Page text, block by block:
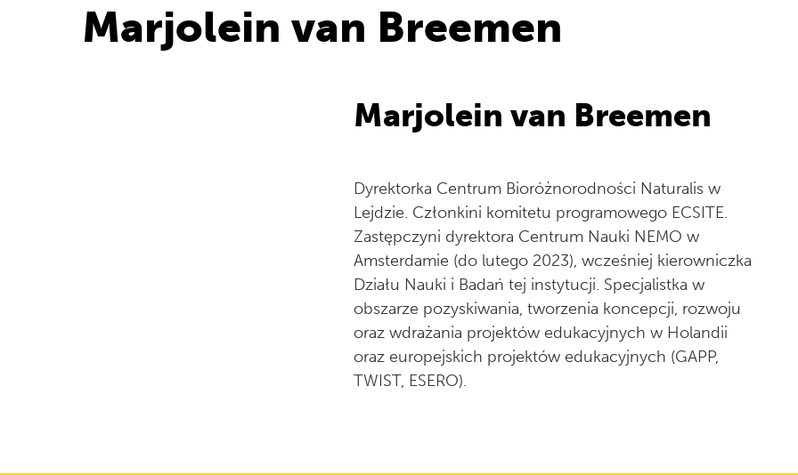
Marjolein van Breemen
Marjolein van Breemen
Dyrektorka Centrum Bioróżnorodności Naturalis w
Lejdzie. Członkini komitetu programowego ECSITE.
Zastępczyni dyrektora Centrum Nauki NEMO w
Amsterdamie (do lutego 2023), wcześniej kierowniczka
Działu Nauki i Badań tej instytucji. Specjalistka w
obszarze pozyskiwania, tworzenia koncepcji, rozwoju
oraz wdrażania projektów edukacyjnych w Holandii
oraz europejskich projektów edukacyjnych (GAPP,
TWIST, ESERO).